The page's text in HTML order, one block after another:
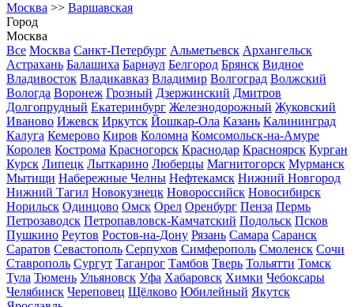
Москва >> Варшавская
Город
Москва
Все Москва Санкт-Петербург Альметьевск Архангельск
Астрахань Балашиха Барнаул Белгород Брянск Видное
Владивосток Владикавказ Владимир Волгоград Волжский
Вологда Воронеж Грозный Дзержинский Дмитров
Долгопрудный Екатеринбург Железнодорожный Жуковский
Иваново Ижевск Иркутск Йошкар-Ола Казань Калининград
Калуга Кемерово Киров Коломна Комсомольск-на-Амуре
Королев Кострома Красногорск Краснодар Красноярск Курган
Курск Липецк Лыткарино Люберцы Магнитогорск Мурманск
Мытищи Набережные Челны Нефтекамск Нижний Новгород
Нижний Тагил Новокузнецк Новороссийск Новосибирск
Норильск Одинцово Омск Орел Оренбург Пенза Пермь
Петрозаводск Петропавловск-Камчатский Подольск Псков
Пушкино Реутов Ростов-на-Дону Рязань Самара Саранск
Саратов Севастополь Серпухов Симферополь Смоленск Сочи
Ставрополь Сургут Таганрог Тамбов Тверь Тольятти Томск
Тула Тюмень Ульяновск Уфа Хабаровск Химки Чебоксары
Челябинск Череповец Щёлково Юбилейный Якутск